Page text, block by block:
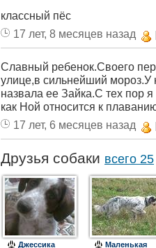
классный пёс
17 лет, 8 месяцев назад
Славный ребенок.Своего
улице,в сильнейший
назвала ее Зайка.С тех пор
как Ной относится к
17 лет, 6 месяцев назад
Друзья собаки всего 25
Джессика Маленькая